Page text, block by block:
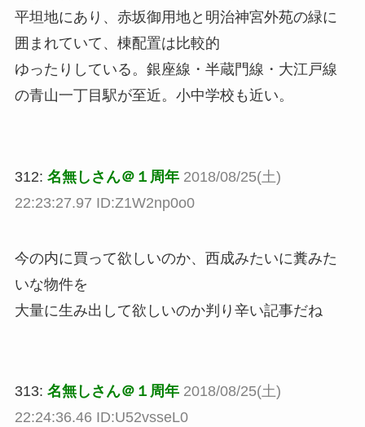
平坦地にあり、赤坂御用地と明治神宮外苑の緑に
囲まれていて、棟配置は比較的
ゆったりしている。銀座線・半蔵門線・大江戸線
の青山一丁目駅が至近。小中学校も近い。
312: 名無しさん＠１周年 2018/08/25(土)
22:23:27.97 ID:Z1W2np0o0
今の内に買って欲しいのか、西成みたいに糞みた
いな物件を
大量に生み出して欲しいのか判り辛い記事だね
313: 名無しさん＠１周年 2018/08/25(土)
22:24:36.46 ID:U52vsseL0